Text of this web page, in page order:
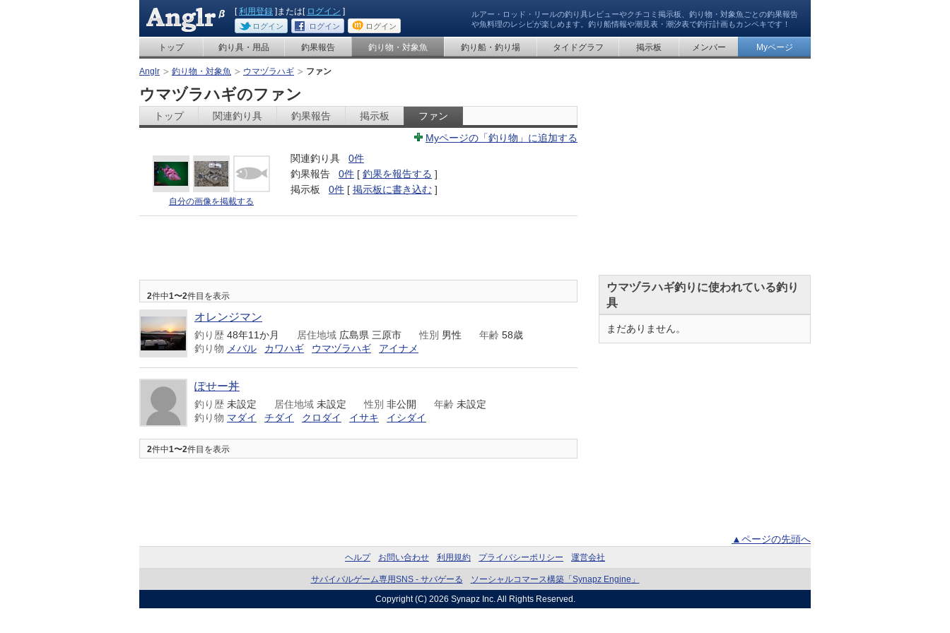
ルアー・ロッド・リールの釣り具レビューやクチコミ掲示板、釣り物・対象魚ごとの釣果報告
や魚料理のレシピが楽しめます。釣り船情報や潮見表・潮汐表で釣行計画もカンペキです！
[利用登録 ]または[ ログイン ]
ログイン ログイン ログイン
トップ 釣り具・用品 釣果報告 釣り物・対象魚 釣り船・釣り場 タイドグラフ 掲示板 メンバー Myページ
Anglr 釣り物・対象魚 ウマヅラハギ ファン
ウマヅラハギのファン
トップ 関連釣り具 釣果報告 掲示板
ファン
Myページの「釣り物」に追加する
自分の画像を掲載する
関連釣り具
0件
釣果報告
0件 [ 釣果を報告する ]
掲示板
0件 [ 掲示板に書き込む ]
2件中1〜2件目を表示
オレンジマン
釣り歴 48年11か月 居住地域 広島県 三原市 性別 男性 年齢 58歳
釣り物 メバル カワハギ ウマヅラハギ アイナメ
ぽせー丼
釣り歴 未設定 居住地域 未設定 性別 非公開 年齢 未設定
釣り物 マダイ チダイ クロダイ イサキ イシダイ
2件中1〜2件目を表示
ウマヅラハギ釣りに使われている釣り
具
まだありません。
▲ページの先頭へ
ヘルプ お問い合わせ 利用規約 プライバシーポリシー 運営会社
サバイバルゲーム専用SNS - サバゲーる
ソーシャルコマース構築「Synapz Engine」
Copyright (C) 2026 Synapz Inc.All Rights Reserved.